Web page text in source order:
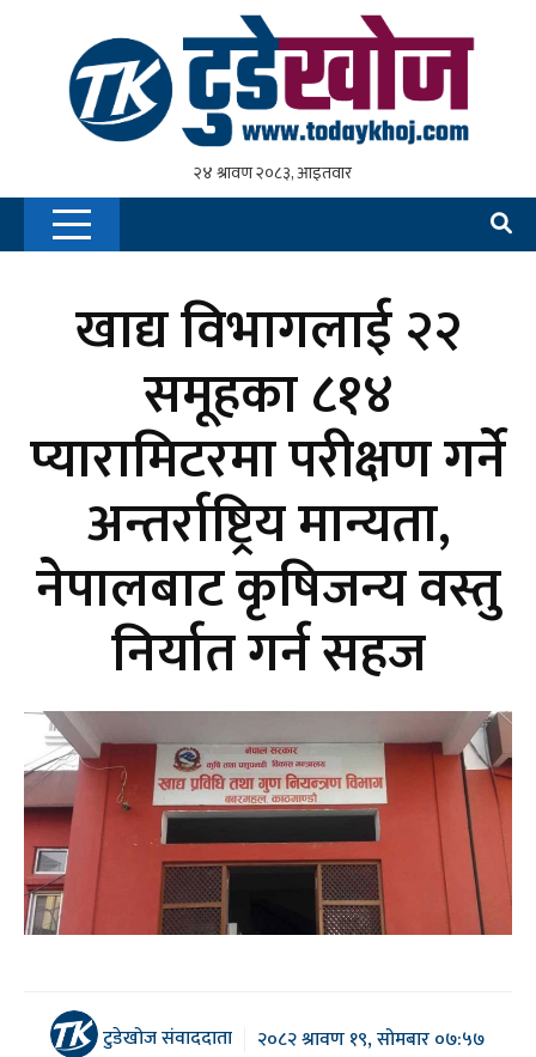
खाद्य विभागलाई २२
समूहका ८१४
प्यारामिटरमा परीक्षण गर्ने
अन्तर्राष्ट्रिय मान्यता,
नेपालबाट कृषिजन्य वस्तु
निर्यात गर्न सहज
टुडेखोज संवाददाता २०८२ श्रावण १९, सोमबार ०७:५७